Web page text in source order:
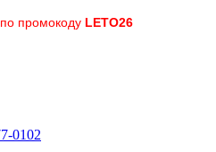
по промокоду LETO26
0102